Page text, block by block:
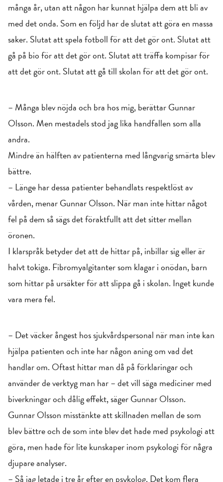
många år, utan att någon har kunnat hjälpa dem att bli av
med det onda. Som en följd har de slutat att göra en massa
saker. Slutat att spela fotboll för att det gör ont. Slutat att
gå på bio för att det gör ont. Slutat att träffa kompisar för
att det gör ont. Slutat att gå till skolan för att det gör ont.
– Många blev nöjda och bra hos mig, berättar Gunnar
Olsson. Men mestadels stod jag lika handfallen som alla
andra.
Mindre än hälften av patienterna med långvarig smärta blev
bättre.
– Länge har dessa patienter behandlats respektlöst av
vården, menar Gunnar Olsson. När man inte hittar något
fel på dem så sägs det föraktfullt att det sitter mellan
öronen.
I klarspråk betyder det att de hittar på, inbillar sig eller är
halvt tokiga. Fibromyalgitanter som klagar i onödan, barn
som hittar på ursäkter för att slippa gå i skolan. Inget kunde
vara mera fel.
– Det väcker ångest hos sjukvårdspersonal när man inte kan
hjälpa patienten och inte har någon aning om vad det
handlar om. Oftast hittar man då på förklaringar och
använder de verktyg man har – det vill säga mediciner med
biverkningar och dålig effekt, säger Gunnar Olsson.
Gunnar Olsson misstänkte att skillnaden mellan de som
blev bättre och de som inte blev det hade med psykologi att
göra, men hade för lite kunskaper inom psykologi för några
djupare analyser.
– Så jag letade i tre år efter en psykolog. Det kom flera